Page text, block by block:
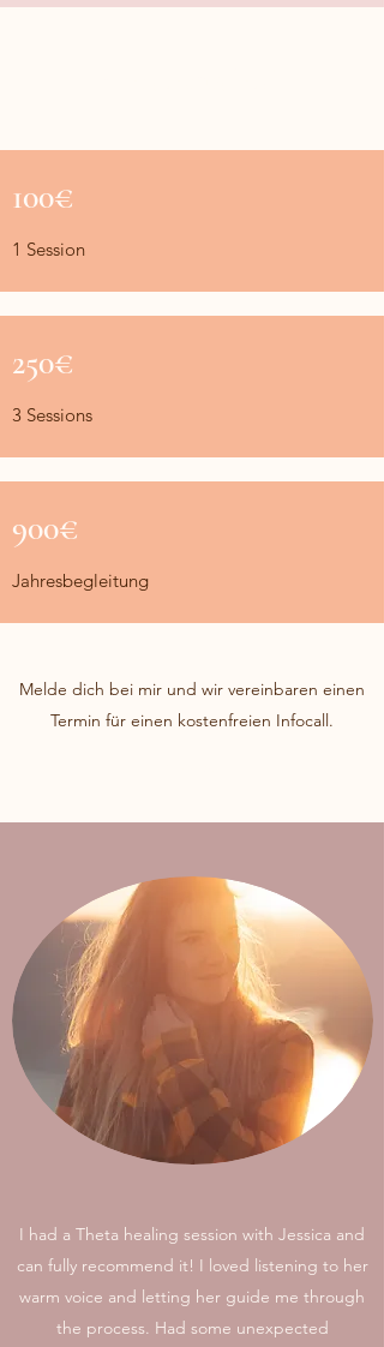
100€
1 Session
250€
3 Sessions
900€
Jahresbegleitung
Melde dich bei mir und wir vereinbaren einen
Termin für einen kostenfreien Infocall.
I had a Theta healing session with Jessica and
can fully recommend it! I loved listening to her
warm voice and letting her guide me through
the process. Had some unexpected